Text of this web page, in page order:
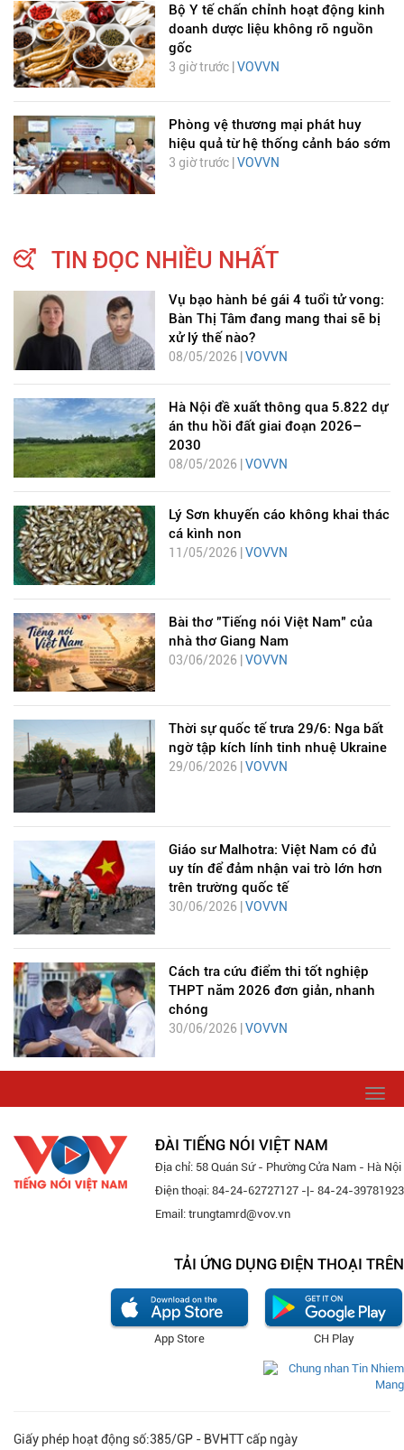
Bộ Y tế chấn chỉnh hoạt động kinh
doanh dược liệu không rõ nguồn
gốc
3 giờ trước | VOVVN
Phòng vệ thương mại phát huy
hiệu quả từ hệ thống cảnh báo sớm
3 giờ trước | VOVVN
TIN ĐỌC NHIỀU NHẤT
Vụ bạo hành bé gái 4 tuổi tử vong:
Bàn Thị Tâm đang mang thai sẽ bị
xử lý thế nào?
08/05/2026 | VOVVN
Hà Nội đề xuất thông qua 5.822 dự
án thu hồi đất giai đoạn 2026–
2030
08/05/2026 | VOVVN
Lý Sơn khuyến cáo không khai thác
cá kình non
11/05/2026 | VOVVN
Bài thơ "Tiếng nói Việt Nam" của
nhà thơ Giang Nam
03/06/2026 |VOVVN
Thời sự quốc tế trưa 29/6: Nga bất
ngờ tập kích lính tinh nhuệ Ukraine
29/06/2026 | VOVVN
Giáo sư Malhotra: Việt Nam có đủ
uy tín để đảm nhận vai trò lớn hơn
trên trường quốc tế
30/06/2026 | VOVVN
Cách tra cứu điểm thi tốt nghiệp
THPT năm 2026 đơn giản, nhanh
chóng
30/06/2026 | VOVVN
ĐÀI TIẾNG NÓI VIỆT NAM
Địa chỉ: 58 Quán Sứ - Phường Cửa Nam - Hà Nội
Điện thoại: 84-24-62727127 -|- 84-24-39781923
Email: trungtamrd@vov.vn
TẢI ỨNG DỤNG ĐIỆN THOẠI TRÊN
CH Play
App Store
Giấy phép hoạt động số:385/GP - BVHTT cấp ngày